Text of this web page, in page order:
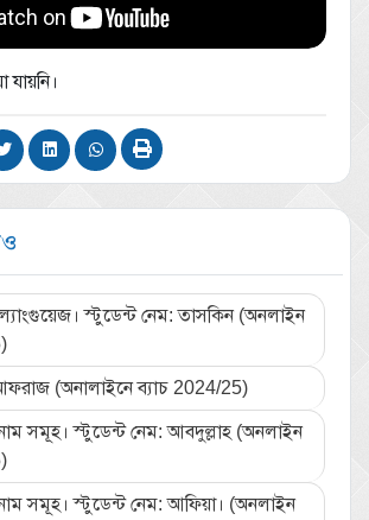
স্টুডেন্ট নেম: তাসকিন (অনলাইন
(অনালাইনে ব্যাচ 2024/25)
সমূহ। স্টুডেন্ট নেম: আবদুল্লাহ (অনলাইন
সমূহ। স্টুডেন্ট নেম: আফিয়া। (অনলাইন